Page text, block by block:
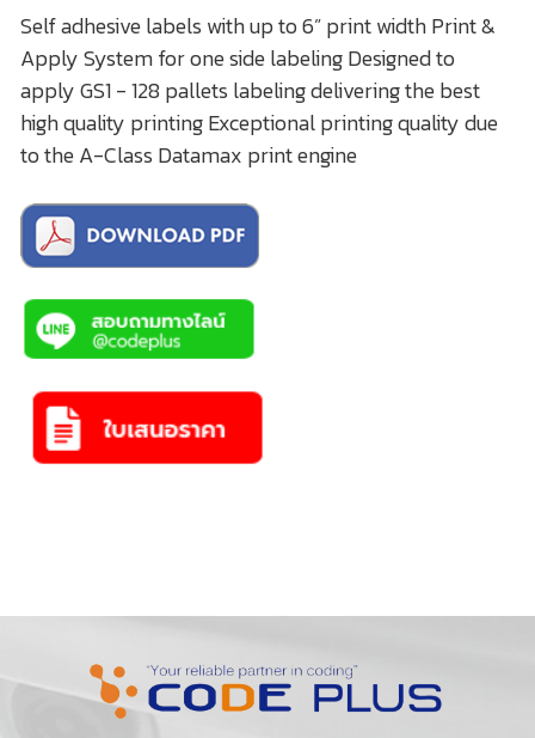
Self adhesive labels with up to 6” print width Print &
Apply System for one side labeling Designed to
apply GS1 - 128 pallets labeling delivering the best
high quality printing Exceptional printing quality due
to the A-Class Datamax print engine